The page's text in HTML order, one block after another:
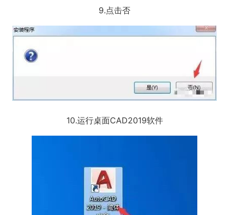
9.点击否
10.运行桌面CAD2019软件